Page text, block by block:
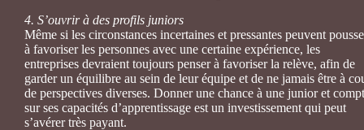
4. S’ouvrir à des profils juniors
Même si les circonstances incertaines et pressantes peuvent
à favoriser les personnes avec une certaine expérience, les
entreprises devraient toujours penser à favoriser la relève, afin de
garder un équilibre au sein de leur équipe et de ne jamais être à
de perspectives diverses. Donner une chance à une junior et
sur ses capacités d’apprentissage est un investissement qui peut
s’avérer très payant.